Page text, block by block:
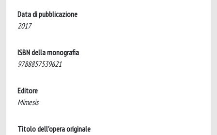
Data di pubblicazione
2017
ISBN della monografia
9788857539621
Editore
Mimesis
Titolo dell'opera originale